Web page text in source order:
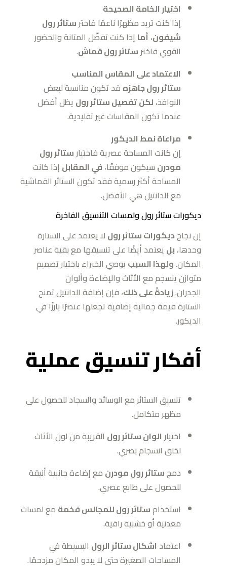
اختيار الخامة الصحيحة
إذا كنت تريد مظهرًا ناعمًا فاختر ستائر رول
شيفون، أما إذا كنت تفضّل المتانة والحضور
القوي فاختر ستائر رول قماش.
الاعتماد على المقاس المناسب
ستائر رول جاهزه قد تكون مناسبة لبعض
النوافذ، لكنتفصيل ستائر رول يظل أفضل
عندما تكون المقاسات غير تقليدية.
مراعاة نمط الديكور
إن كانت المساحة عصرية فاختيار ستائر رول
مودرن سيكون موفقًا، في المقابل إذا كانت
المساحة أكثر رسمية فقد تكون الستائر القماشية
مع الدانتيل هي الأفضل.
ديكورات ستائر رول ولمسات التنسيق الفاخرة
إن نجاحديكورات ستائر رول لا يعتمد على الستارة
وحدها، بل يعتمد أيضًا على تنسيقها مع بقية عناصر
المكان.ولهذا السبب يوصي الخبراء باختيار تصميم
متوازن ينسجم مع الأثاث والإضاءة وألوان
الجدران.زيادةً على ذلك، فإن إضافة الدانتيل تمنح
الستارة قيمة جمالية إضافية تجعلها عنصرًا بارزًا في
الديكور.
أفكار تنسيق عملية
تنسيق الستائر مع الوسائد والسجاد للحصول على
مظهر متكامل.
اختيار الوان ستائر رول القريبة من لون الأثاث
لخلق انسجام بصري.
دمجستائر رول مودرن مع إضاءة جانبية أنيقة
للحصول على طابع عصري.
استخدامستائر رول للمجالس فخمة مع لمسات
معدنية أو خشبية راقية.
اعتماد اشكال ستائر الرول البسيطة في
المساحات الصغيرة حتى لا يبدو المكان مزدحمًا.